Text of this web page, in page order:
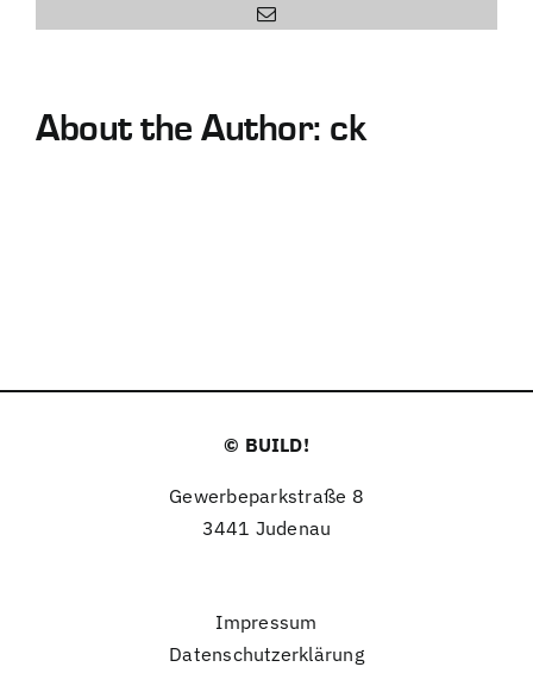
Email
About the Author: ck
© BUILD!
Gewerbeparkstraße 8
3441 Judenau
Impressum
Datenschutzerklärung